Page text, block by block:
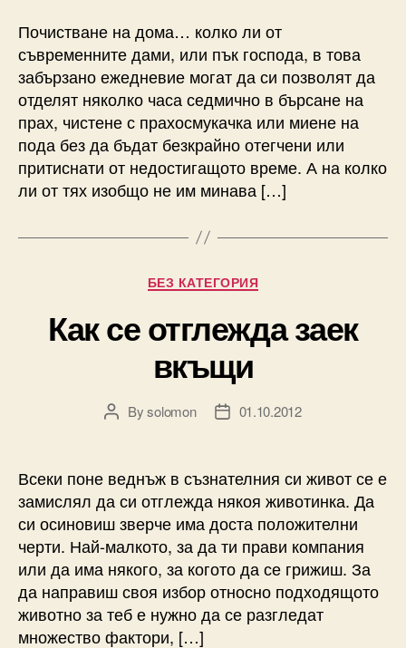
Почистване на дома… колко ли от
съвременните дами, или пък господа, в това
забързано ежедневие могат да си позволят да
отделят няколко часа седмично в бърсане на
прах, чистене с прахосмукачка или миене на
пода без да бъдат безкрайно отегчени или
притиснати от недостигащото време. А на колко
ли от тях изобщо не им минава […]
Categories
БЕЗ КАТЕГОРИЯ
Как се отглежда заек
вкъщи
PostBysolomon
Post01.10.2012
Всеки поне веднъж в съзнателния си живот се е
замислял да си отглежда някоя животинка. Да
си осиновиш зверче има доста положителни
черти. Най-малкото, за да ти прави компания
или да има някого, за когото да се грижиш. За
да направиш своя избор относно подходящото
животно за теб е нужно да се разгледат
множество фактори, […]